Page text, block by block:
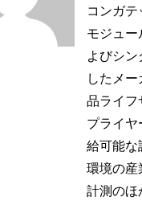
コンガ
モジュー
よびシ
したメ
品ライフ
プライヤ
給可能な
環境の産
計測のほ